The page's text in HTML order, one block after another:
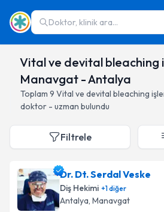
Doktor, klinik ara...
Vital ve devital bleaching
Manavgat - Antalya
Toplam 9 Vital ve devital bleaching
doktor - uzman bulundu
Filtrele
Dr. Dt. Serdal Veske
Diş Hekimi +1diğer
Antalya, Manavgat